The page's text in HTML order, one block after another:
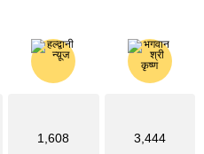
1,608 3,444